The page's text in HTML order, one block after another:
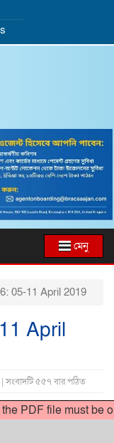
মেনু
05-11 April 2019
April
৫৫৭ বার পঠিত
PDF file must be